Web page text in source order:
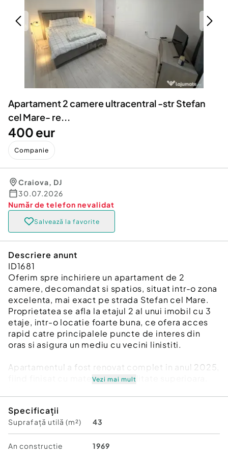
Servicii
Animale de companie
Afaceri și echipamente profesionale
Inchiriere Bunuri si Vehicule
Utilaje agricole si industriale
Piese auto si accesorii
Dacia Duster
Apartament 2 camere ultracentral -str Stefan
cel Mare- re...
400 eur
Companie
Craiova, DJ
30.07.2026
Număr de telefon nevalidat
Salvează la favorite
Descriere anunt
ID1681
Oferim spre inchiriere un apartament de 2
camere, decomandat si spatios, situat intr-o zona
excelenta, mai exact pe strada Stefan cel Mare.
Proprietatea se afla la etajul 2 al unui imobil cu 3
etaje, intr-o locatie foarte buna, ce ofera acces
rapid catre principalele puncte de interes din
oras si asigura un mediu cu vecini linistiti.
Apartamentul a fost renovat complet in anul 2025,
fiind finisat cu materiale de calitate superioara.
noului chirias tot confortul necesar unei mutari
imediate, fara investitii suplimentare.
Configuratia interioara este ideala si cuprinde un
Vezi mai mult
Specificații
Suprafață utilă (m²) 43
An constructie 1969